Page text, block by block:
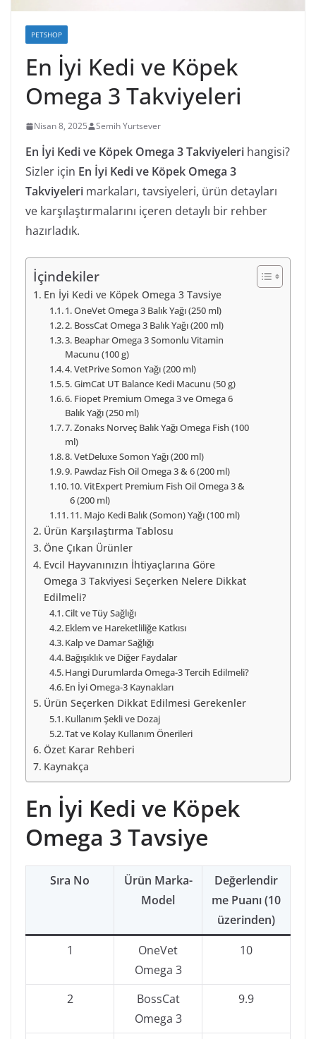
PETSHOP
En İyi Kedi ve Köpek
Omega 3 Takviyeleri
Nisan 8, 2025 Semih Yurtsever
En İyi Kedi ve Köpek Omega 3 Takviyeleri hangisi?
Sizler için En İyi Kedi ve Köpek Omega 3
Takviyeleri markaları, tavsiyeleri, ürün detayları
ve karşılaştırmalarını içeren detaylı bir rehber
hazırladık.
İçindekiler
En İyi Kedi ve Köpek Omega 3 Tavsiye
1. OneVet Omega 3 Balık Yağı (250 ml)
2. BossCat Omega 3 Balık Yağı (200 ml)
3. Beaphar Omega 3 Somonlu Vitamin
Macunu (100 g)
4. VetPrive Somon Yağı (200 ml)
5. GimCat UT Balance Kedi Macunu (50 g)
6. Fiopet Premium Omega 3 ve Omega 6
Balık Yağı (250 ml)
7. Zonaks Norveç Balık Yağı Omega Fish (100
ml)
8. VetDeluxe Somon Yağı (200 ml)
9. Pawdaz Fish Oil Omega 3 & 6 (200 ml)
10. VitExpert Premium Fish Oil Omega 3 &
6 (200 ml)
11. Majo Kedi Balık (Somon) Yağı (100 ml)
Ürün Karşılaştırma Tablosu
Öne Çıkan Ürünler
Evcil Hayvanınızın İhtiyaçlarına Göre
Omega 3 Takviyesi Seçerken Nelere Dikkat
Edilmeli?
Cilt ve Tüy Sağlığı
Eklem ve Hareketliliğe Katkısı
Kalp ve Damar Sağlığı
Bağışıklık ve Diğer Faydalar
Hangi Durumlarda Omega-3 Tercih Edilmeli?
En İyi Omega-3 Kaynakları
Ürün Seçerken Dikkat Edilmesi Gerekenler
Kullanım Şekli ve Dozaj
Tat ve Kolay Kullanım Önerileri
Özet Karar Rehberi
Kaynakça
En İyi Kedi ve Köpek
Omega 3 Tavsiye
Sıra No
Ürün Marka-
Model
Değerlendir
me Puanı (10
üzerinden)
1
OneVet
Omega 3
10
2
BossCat
Omega 3
9.9